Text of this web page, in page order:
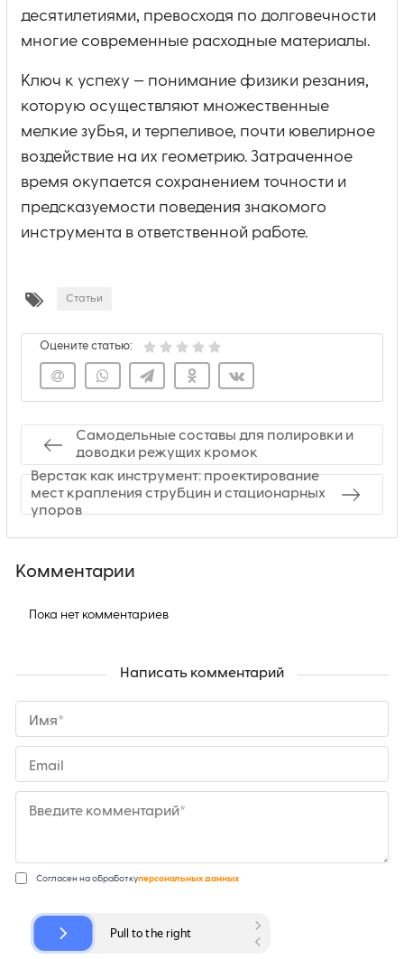
десятилетиями, превосходя по долговечности
многие современные расходные материалы.
Ключ к успеху — понимание физики резания,
которую осуществляют множественные
мелкие зубья, и терпеливое, почти ювелирное
воздействие на их геометрию. Затраченное
время окупается сохранением точности и
предсказуемости поведения знакомого
инструмента в ответственной работе.
Статьи
Оцените статью:
Самодельные составы для полировки и
доводки режущих кромок
Веpстaк как инструмент: проектирование
мест крaпления струбцин и стационарных
упоров
Комментарии
Пока нет комментариев
Написать комментарий
Имя*
Email
Введите комментарий*
Согласен на обработкуперсональных данных